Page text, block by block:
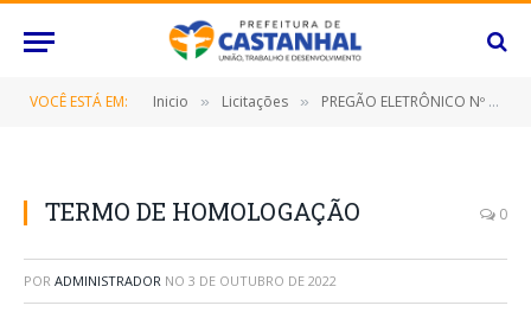
VOCÊ ESTÁ EM: Inicio » Licitações » PREGÃO ELETRÔNICO Nº 067/2022-SRP (CONTRATAÇÃO DE EMPRESA ESPECIALIZADA NO FORNECIMENTO DE MÓVEIS E ELETRODOMÉSTICOS)
TERMO DE HOMOLOGAÇÃO 0
POR ADMINISTRADOR NO 3 DE OUTUBRO DE 2022